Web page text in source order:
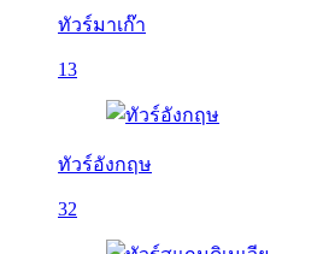
ทัวร์มาเก๊า
13
ทัวร์อังกฤษ
32